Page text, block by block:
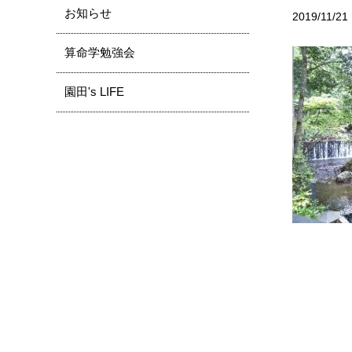
2019/11/21
お知らせ
算命学勉強会
園田's LIFE